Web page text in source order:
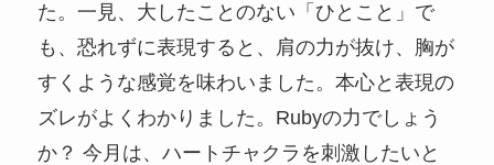
た。一見、大したことのない「ひとこと」で
も、恐れずに表現すると、肩の力が抜け、胸が
すくような感覚を味わいました。本心と表現の
ズレがよくわかりました。Rubyの力でしょう
か？ 今月は、ハートチャクラを刺激したいと